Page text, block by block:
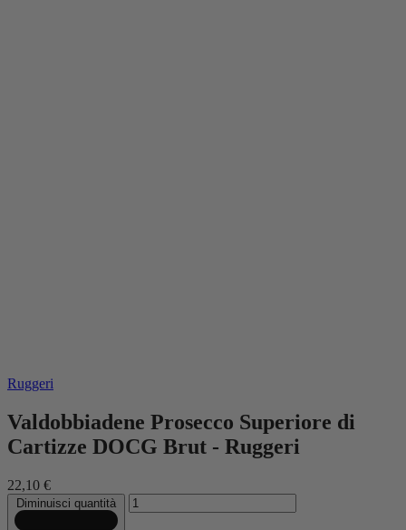
Ruggeri
Valdobbiadene Prosecco Superiore di
Cartizze DOCG Brut - Ruggeri
22,10 €
Diminuisci quantità